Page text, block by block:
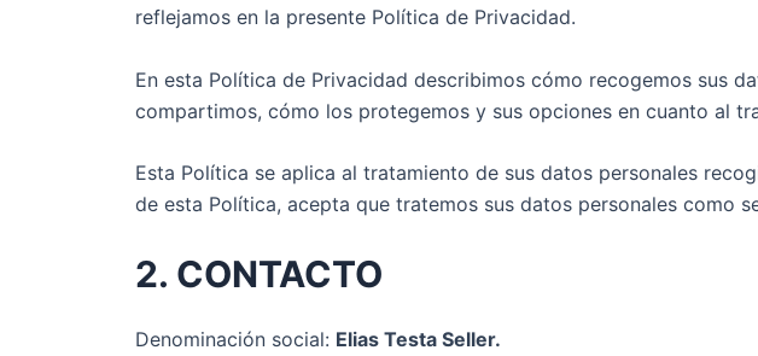
reflejamos en la presente Política de Privacidad.
En esta Política de Privacidad describimos cómo recogemos sus
compartimos, cómo los protegemos y sus opciones en cuanto al
Esta Política se aplica al tratamiento de sus datos personales
de esta Política, acepta que tratemos sus datos personales como
2. CONTACTO
Denominación social: Elias Testa Seller.